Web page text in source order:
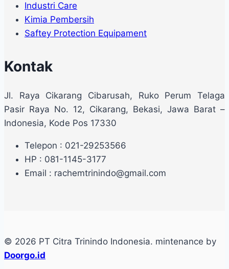
Industri Care
Kimia Pembersih
Saftey Protection Equipament
Kontak
Jl. Raya Cikarang Cibarusah, Ruko Perum Telaga
Pasir Raya No. 12, Cikarang, Bekasi, Jawa Barat –
Indonesia, Kode Pos 17330
Telepon : 021-29253566
HP : 081-1145-3177
Email : rachemtrinindo@gmail.com
© 2026 PT Citra Trinindo Indonesia. mintenance by
Doorgo.id